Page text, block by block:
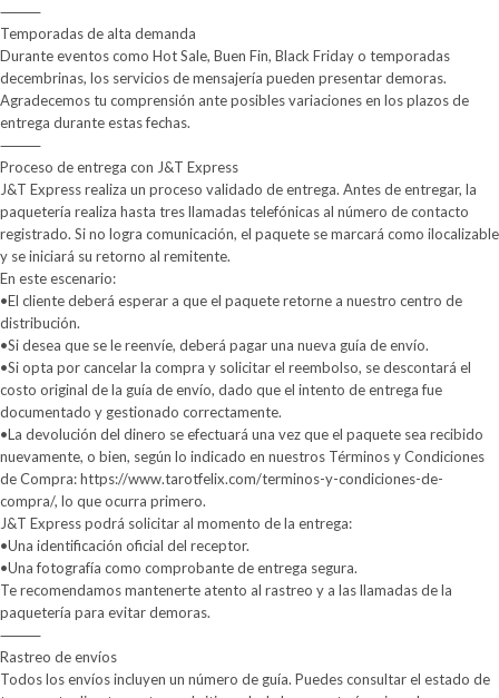
⸻
Temporadas de alta demanda
Durante eventos como Hot Sale, Buen Fin, Black Friday o temporadas
decembrinas, los servicios de mensajería pueden presentar demoras.
Agradecemos tu comprensión ante posibles variaciones en los plazos de
entrega durante estas fechas.
⸻
Proceso de entrega con J&T Express
J&T Express realiza un proceso validado de entrega. Antes de entregar, la
paquetería realiza hasta tres llamadas telefónicas al número de contacto
registrado. Si no logra comunicación, el paquete se marcará como ilocalizable
y se iniciará su retorno al remitente.
En este escenario:
•El cliente deberá esperar a que el paquete retorne a nuestro centro de
distribución.
•Si desea que se le reenvíe, deberá pagar una nueva guía de envío.
•Si opta por cancelar la compra y solicitar el reembolso, se descontará el
costo original de la guía de envío, dado que el intento de entrega fue
documentado y gestionado correctamente.
•La devolución del dinero se efectuará una vez que el paquete sea recibido
nuevamente, o bien, según lo indicado en nuestros Términos y Condiciones
de Compra: https://www.tarotfelix.com/terminos-y-condiciones-de-
compra/, lo que ocurra primero.
J&T Express podrá solicitar al momento de la entrega:
•Una identificación oficial del receptor.
•Una fotografía como comprobante de entrega segura.
Te recomendamos mantenerte atento al rastreo y a las llamadas de la
paquetería para evitar demoras.
⸻
Rastreo de envíos
Todos los envíos incluyen un número de guía. Puedes consultar el estado de